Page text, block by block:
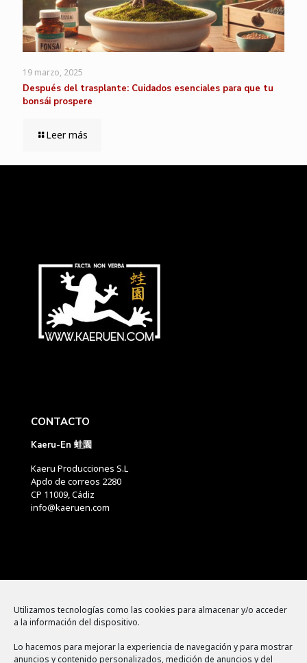
Utilizamos tecnologías como las cookies para almacenar y/o acceder
a la información del dispositivo.
Lo hacemos para mejorar la experiencia de navegación y para mostrar
anuncios y contenido personalizados, medición de anuncios y del
19 marzo, 2025
Después del trasplante: Cuidados esenciales para que tu
bonsái prospere
Leer más
CONTACTO
Kaeru-En 蛙園
Kaeru Producciones S.L
Apdo de correos 2280
CP 11009, Cádiz
info@kaeruen.com
Política de cookies
Aviso legal